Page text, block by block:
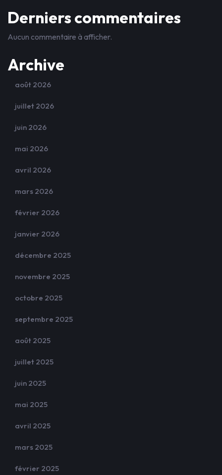
Derniers commentaires
Aucun commentaire à afficher.
Archive
août 2026
juillet 2026
juin 2026
mai 2026
avril 2026
mars 2026
février 2026
janvier 2026
décembre 2025
novembre 2025
octobre 2025
septembre 2025
août 2025
juillet 2025
juin 2025
mai 2025
avril 2025
mars 2025
février 2025